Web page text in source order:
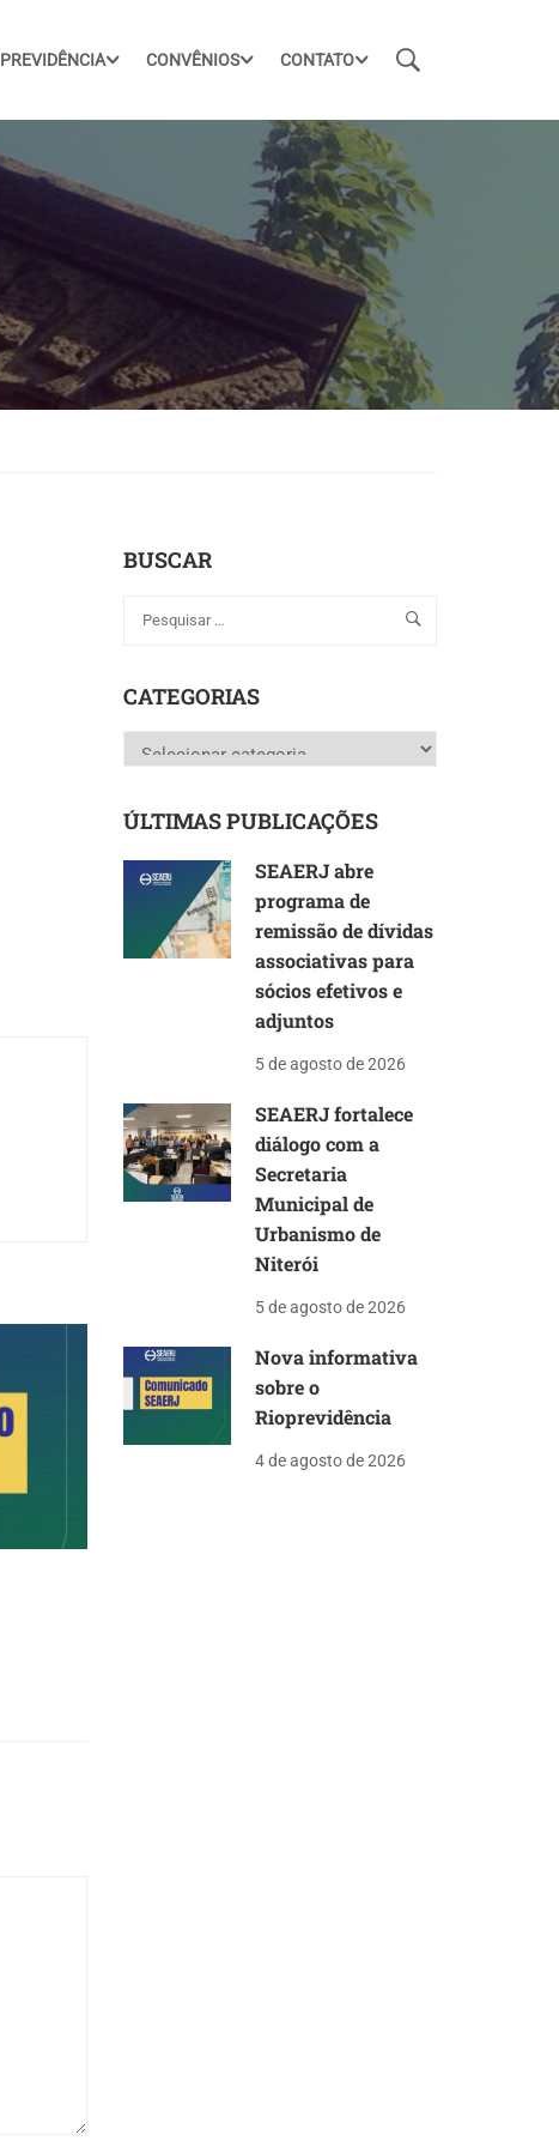
PREVIDÊNCIA CONVÊNIOS CONTATO
BUSCAR
CATEGORIAS
Categorias
ÚLTIMAS PUBLICAÇÕES
SEAERJ abre
programa de
remissão de dívidas
associativas para
sócios efetivos e
adjuntos
5 de agosto de 2026
SEAERJ fortalece
diálogo com a
Secretaria
Municipal de
Urbanismo de
Niterói
5 de agosto de 2026
Nova informativa
sobre o
Rioprevidência
4 de agosto de 2026